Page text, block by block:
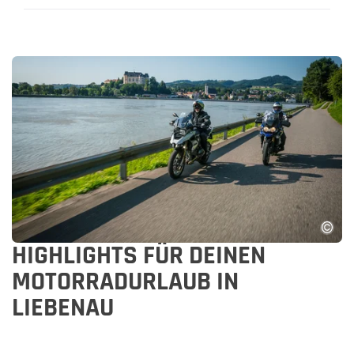
HIGHLIGHTS FÜR DEINEN
MOTORRADURLAUB IN
LIEBENAU